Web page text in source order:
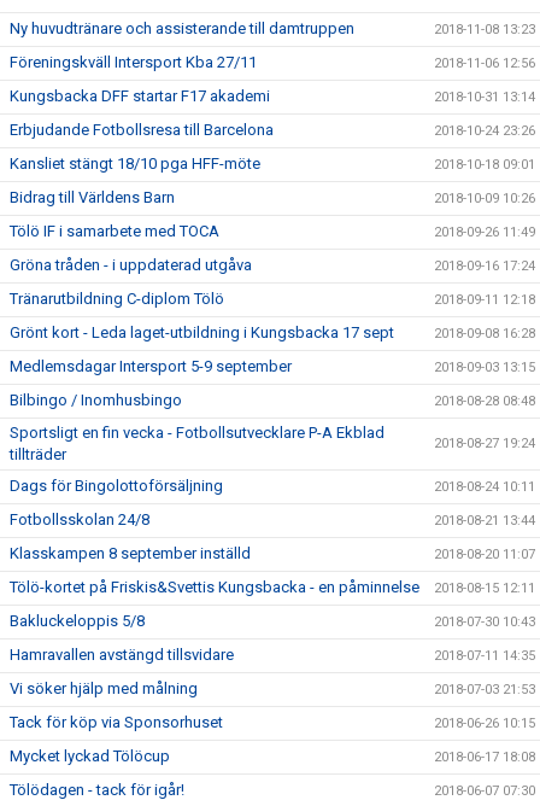
Ny huvudtränare och assisterande till damtruppen 2018-11-08 13:23
Föreningskväll Intersport Kba 27/11 2018-11-06 12:56
Kungsbacka DFF startar F17 akademi 2018-10-31 13:14
Erbjudande Fotbollsresa till Barcelona 2018-10-24 23:26
Kansliet stängt 18/10 pga HFF-möte 2018-10-18 09:01
Bidrag till Världens Barn 2018-10-09 10:26
Tölö IF i samarbete med TOCA 2018-09-26 11:49
Gröna tråden - i uppdaterad utgåva 2018-09-16 17:24
Tränarutbildning C-diplom Tölö 2018-09-11 12:18
Grönt kort - Leda laget-utbildning i Kungsbacka 17 sept 2018-09-08 16:28
Medlemsdagar Intersport 5-9 september 2018-09-03 13:15
Bilbingo / Inomhusbingo 2018-08-28 08:48
Sportsligt en fin vecka - Fotbollsutvecklare P-A Ekblad
tillträder
2018-08-27 19:24
Dags för Bingolottoförsäljning 2018-08-24 10:11
Fotbollsskolan 24/8 2018-08-21 13:44
Klasskampen 8 september inställd 2018-08-20 11:07
Tölö-kortet på Friskis&Svettis Kungsbacka - en påminnelse 2018-08-15 12:11
Bakluckeloppis 5/8 2018-07-30 10:43
Hamravallen avstängd tillsvidare 2018-07-11 14:35
Vi söker hjälp med målning 2018-07-03 21:53
Tack för köp via Sponsorhuset 2018-06-26 10:15
Mycket lyckad Tölöcup 2018-06-17 18:08
Tölödagen - tack för igår! 2018-06-07 07:30